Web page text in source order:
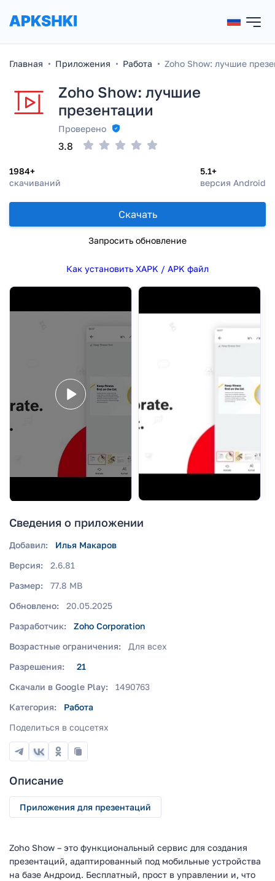
Главная Приложения Работа Zoho Show: лучшие
Zoho Show: лучшие
презентации
Проверено
1984+
скачиваний
5.1+
версия Android
3.8
Скачать
Запросить обновление
Как установить XAPK / APK файл
Сведения о приложении
Добавил:
Илья Макаров
Версия:
2.6.81
Размер:
77.8 MB
Обновлено:
20.05.2025
Разработчик:
Zoho Corporation
Возрастные ограничения:
Для всех
Разрешения:
21
Скачали в Google Play:
1490763
Категория:
Работа
Поделиться в соцсетях
Описание
Приложения для презентаций
Zoho Show – это функциональный сервис для создания
презентаций, адаптированный под мобильные устройства
на базе Андроид. Бесплатный, прост в управлении и, что